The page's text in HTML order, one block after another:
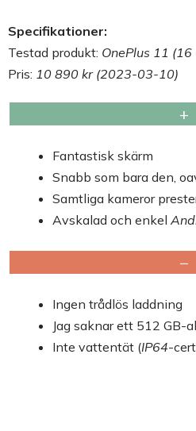
Specifikationer:
Testad produkt: OnePlus 11 (16
Pris: 10 890 kr (2023-03-10)
+
Fantastisk skärm
Snabb som bara den,
Samtliga kameror
Avskalad och enkel
−
Ingen trådlös laddning
Jag saknar ett 512 GB-
Inte vattentät (IP64-